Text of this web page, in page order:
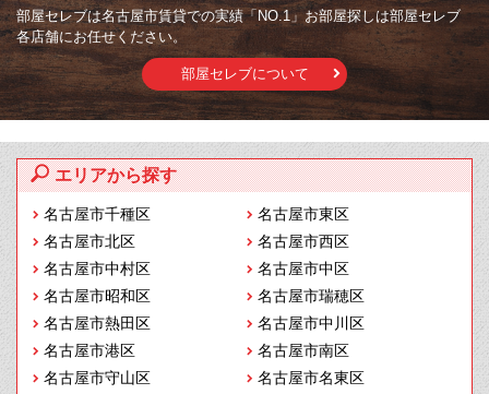
部屋セレブは名古屋市賃貸での実績「NO.1」お部屋探しは部屋セレブ
各店舗にお任せください。
部屋セレブについて
エリアから探す
名古屋市千種区
名古屋市東区
名古屋市北区
名古屋市西区
名古屋市中村区
名古屋市中区
名古屋市昭和区
名古屋市瑞穂区
名古屋市熱田区
名古屋市中川区
名古屋市港区
名古屋市南区
名古屋市守山区
名古屋市名東区